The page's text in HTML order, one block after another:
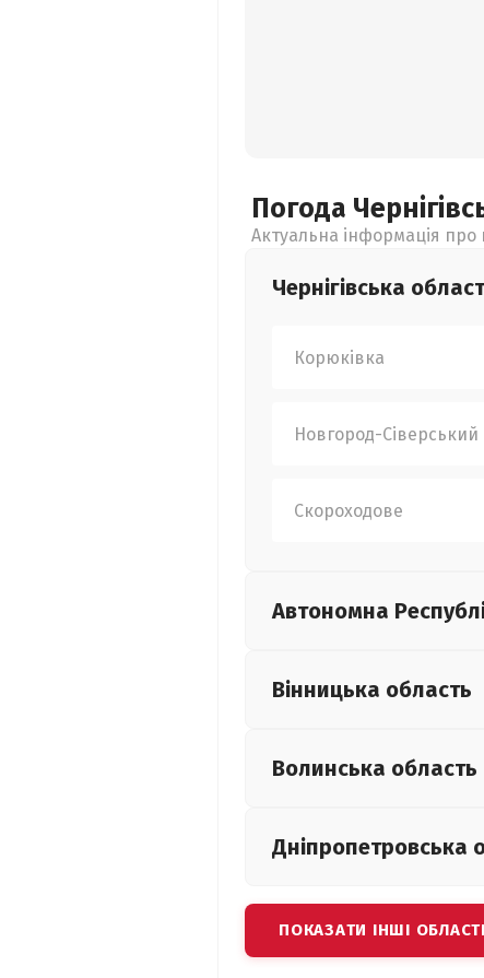
Погода
Актуальна інформація про
Чернігівська
Корюківка
Новгород-Сіверський
Скороходове
Автономна
Вінницька область
Волинська область
Дніпропетровська
ПОКАЗАТИ ІНШІ ОБЛАСТІ